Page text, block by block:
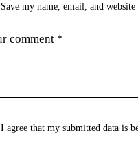
Save my name, email, and
I agree that my submitted data is